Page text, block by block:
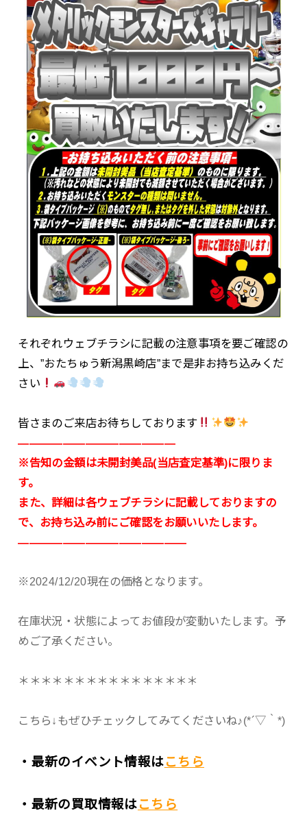
それぞれウェブチラシに記載の注意事項を要ご確認の
上、”おたちゅう新潟黒崎店”まで是非お持ち込みくだ
さい
皆さまのご来店お待ちしております
——————————————
※告知の金額は未開封美品(当店査定基準)に限りま
す。
また、詳細は各ウェブチラシに記載しておりますの
で、お持ち込み前にご確認をお願いいたします。
———————————————
※2024/12/20現在の価格となります。
在庫状況・状態によってお値段が変動いたします。予
めご了承ください。
＊＊＊＊＊＊＊＊＊＊＊＊＊＊＊＊
こちら↓もぜひチェックしてみてくださいね♪(*´▽｀*)
・最新のイベント情報はこちら
・最新の買取情報はこちら